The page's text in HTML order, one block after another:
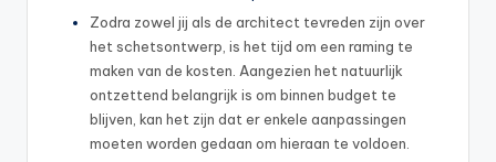
Zodra zowel jij als de architect tevreden zijn over
het schetsontwerp, is het tijd om een raming te
maken van de kosten. Aangezien het natuurlijk
ontzettend belangrijk is om binnen budget te
blijven, kan het zijn dat er enkele aanpassingen
moeten worden gedaan om hieraan te voldoen.